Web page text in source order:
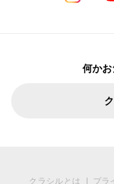
何か
クラシルとは プラ